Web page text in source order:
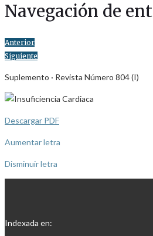
Navegación de
Anterior
Siguiente
Suplemento · Revista Número 804 (I)
Descargar PDF
Aumentar letra
Disminuir letra
Indexada en: